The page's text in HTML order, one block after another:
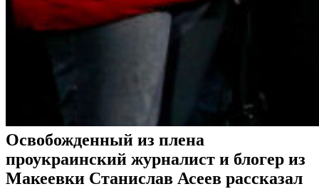
Освобожденный из плена
проукраинский журналист и блогер из
Макеевки Станислав Асеев рассказал